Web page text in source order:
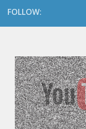
FOLLOW: